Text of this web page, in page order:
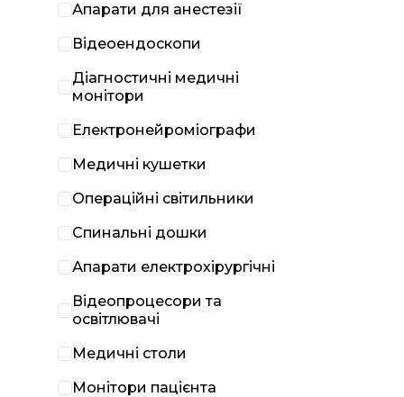
Апарати для анестезії
Відеоендоскопи
Діагностичні медичні
монітори
Електронейроміографи
Медичні кушетки
Операційні світильники
Спинальні дошки
Апарати електрохірургічні
Відеопроцесори та
освітлювачі
Медичні столи
Монітори пацієнта